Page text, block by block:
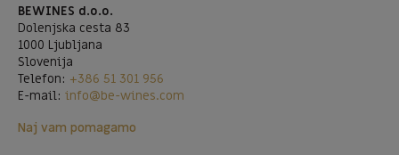
BEWINES d.o.o.
Dolenjska cesta 83
1000 Ljubljana
Slovenija
Telefon: +386 51 301 956
E-mail: info@be-wines.com
Naj vam pomagamo